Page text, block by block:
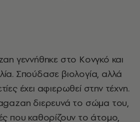
γεννήθηκε στο Κονγκό και
Σπούδασε βιολογία, αλλά
έχει αφιερωθεί στην τέχνη.
διερευνά το σώμα του,
που καθορίζουν το άτομο,